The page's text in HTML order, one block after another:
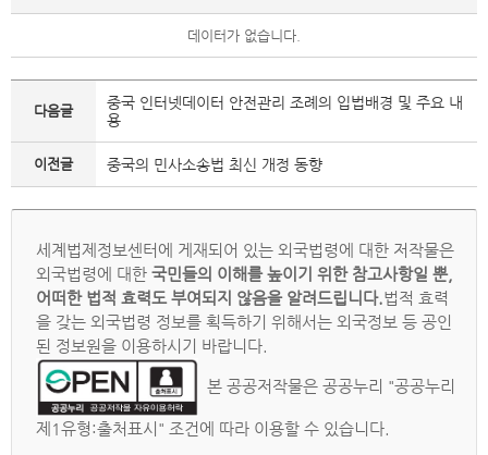
데이터가 없습니다.
다음글
중국 인터넷데이터 안전관리 조례의 입법배경 및 주요 내
용
이전글 중국의 민사소송법 최신 개정 동향
세계법제정보센터에 게재되어 있는 외국법령에 대한 저작물은
외국법령에 대한 국민들의 이해를 높이기 위한 참고사항일 뿐,
어떠한 법적 효력도 부여되지 않음을 알려드립니다.법적 효력
을 갖는 외국법령 정보를 획득하기 위해서는 외국정보 등 공인
된 정보원을 이용하시기 바랍니다.
본 공공저작물은 공공누리 "공공누리
제1유형:출처표시" 조건에 따라 이용할 수 있습니다.